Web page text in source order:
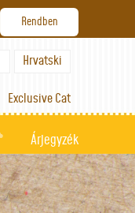
Hrvatski
Exclusive Cat
Árjegyzék